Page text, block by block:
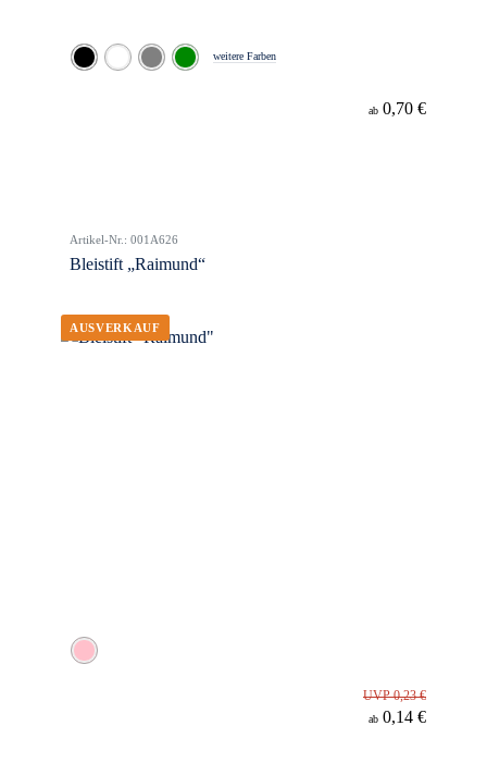
weitere Farben
ab 0,70 €
Artikel-Nr.: 001A626
Bleistift „Raimund“
UVP 0,23 €
ab 0,14 €